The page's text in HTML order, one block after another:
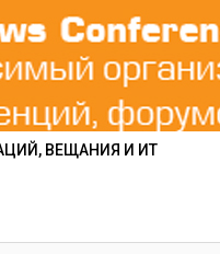
ВЕЩАНИЯ И ИТ